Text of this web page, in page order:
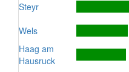
Steyr
Wels
Haag am
Hausruck